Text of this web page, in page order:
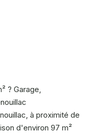
? Garage,
à proximité de
d'environ 97 m²